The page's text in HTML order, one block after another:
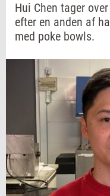
Hui Chen tager
efter en anden af
med poke bowls.